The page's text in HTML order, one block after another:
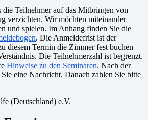
die Teilnehmer auf das Mitbringen von
verzichten. Wir möchten miteinander
und spielen. Im Anhang finden Sie die
. Die Anmeldefrist ist der
diesem Termin die Zimmer fest buchen
Die Teilnehmerzahl ist begrenzt.
Hinweise zu den Seminaren. Nach der
eine Nachricht. Danach zahlen Sie bitte
(Deutschland) e.V.